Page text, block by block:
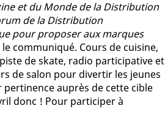
et du Monde de la Distribution
de la Distribution
pour proposer aux marques
communiqué. Cours de cuisine,
de skate, radio participative et
de salon pour divertir les jeunes
auprès de cette cible
donc ! Pour participer à